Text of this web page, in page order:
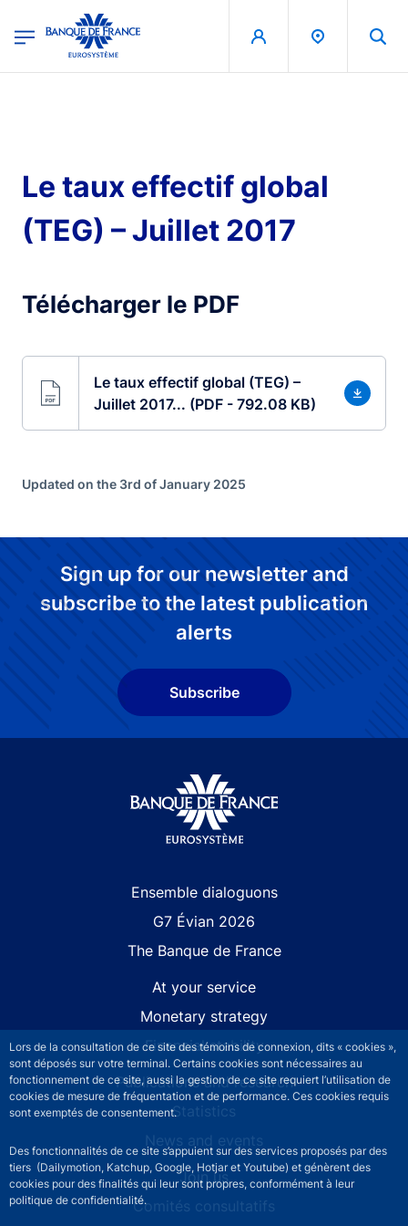
Lors de la consultation de ce site des témoins de connexion, dits « cookies »,
sont déposés sur votre terminal. Certains cookies sont nécessaires au
fonctionnement de ce site, aussi la gestion de ce site requiert l’utilisation de
cookies de mesure de fréquentation et de performance. Ces cookies requis
sont exemptés de consentement.
Des fonctionnalités de ce site s’appuient sur des services proposés par des
tiers (Dailymotion, Katchup, Google, Hotjar et Youtube) et génèrent des
cookies pour des finalités qui leur sont propres, conformément à leur
politique de confidentialité.
Banque de France - Menu Principal
Le taux effectif global
(TEG) – Juillet 2017
Télécharger le PDF
Le taux effectif global (TEG) –
Juillet 2017... (PDF - 792.08 KB)
Updated on the 3rd of January 2025
Sign up for our newsletter and
subscribe to the latest publication
alerts
Subscribe
Ensemble dialoguons
G7 Évian 2026
The Banque de France
At your service
Monetary strategy
Financial stability
Publications and research
Statistics
News and events
Join us
Comités consultatifs